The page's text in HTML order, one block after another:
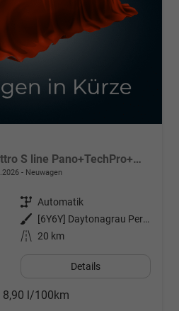
NEU TFSI 265 PS quattro S line Pano+TechPro+Matrix+AHK+HUD+Alu20+KlimaPlus+DCC+SONOS
Neuwagen
Getriebe Automatik
Außenfarbe
[6Y6Y] Daytonagrau Perleffekt
Kilometerstand 20 km
Details
8,90 l/100km